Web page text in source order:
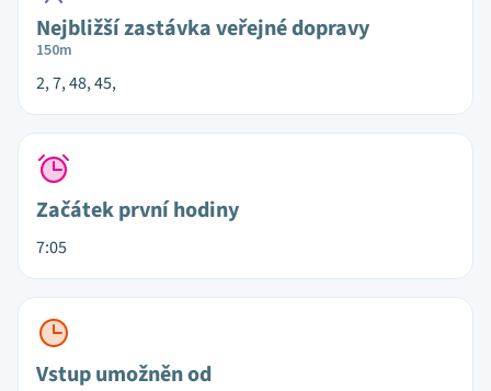
Nejbližší zastávka veřejné dopravy
150m
2, 7, 48, 45,
Začátek první hodiny
7:05
Vstup umožněn od